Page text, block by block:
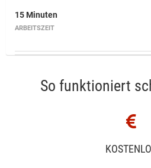
15 Minuten
ARBEITSZEIT
So funktioniert